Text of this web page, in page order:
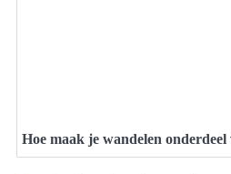
Hoe maak je wandelen onderdeel